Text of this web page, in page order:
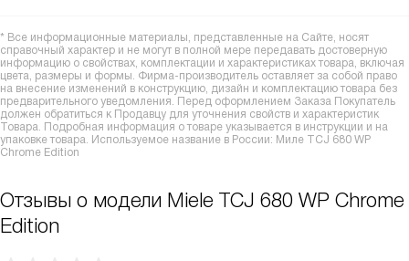
* Все информационные материалы, представленные на Сайте, носят
справочный характер и не могут в полной мере передавать достоверную
информацию о свойствах, комплектации и характеристиках товара, включая
цвета, размеры и формы. Фирма-производитель оставляет за собой право
на внесение изменений в конструкцию, дизайн и комплектацию товара без
предварительного уведомления. Перед оформлением Заказа Покупатель
должен обратиться к Продавцу для уточнения свойств и характеристик
Товара. Подробная информация о товаре указывается в инструкции и на
упаковке товара. Используемое название в России: Миле TCJ 680 WP
Chrome Edition
Отзывы о модели Miele TCJ 680 WP Chrome
Edition